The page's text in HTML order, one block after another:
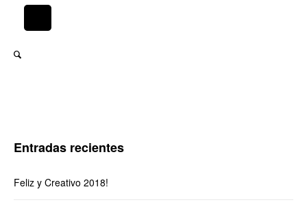
Entradas recientes
Feliz y Creativo 2018!